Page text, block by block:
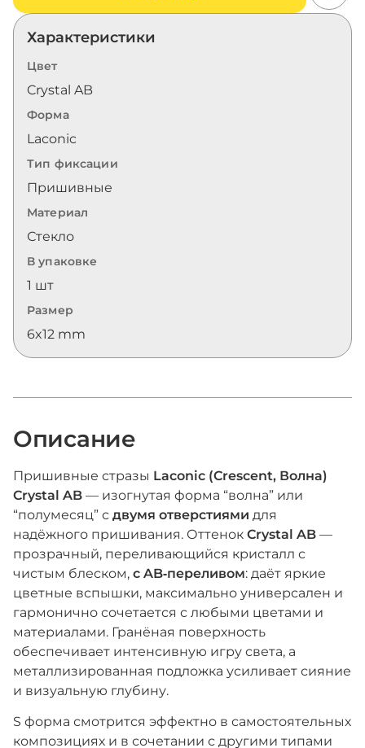
Характеристики
Цвет
Crystal AB
Форма
Laconic
Тип фиксации
Пришивные
Материал
Стекло
В упаковке
1 шт
Размер
6x12 mm
Описание
Пришивные стразы Laconic (Crescent, Волна)
Crystal AB — изогнутая форма “волна” или
“полумесяц” с двумя отверстиями для
надёжного пришивания. Оттенок Crystal AB —
прозрачный, переливающийся кристалл с
чистым блеском, с AB‑переливом: даёт яркие
цветные вспышки, максимально универсален и
гармонично сочетается с любыми цветами и
материалами. Гранёная поверхность
обеспечивает интенсивную игру света, а
металлизированная подложка усиливает сияние
и визуальную глубину.
S форма смотрится эффектно в самостоятельных
композициях и в сочетании с другими типами